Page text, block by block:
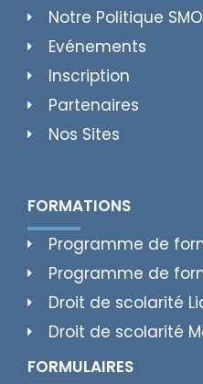
Notre Politique
Evénements
Inscription
Partenaires
Nos Sites
FORMATIONS
Programme de
Programme de
Droit de scolarité
Droit de scolarité
FORMULAIRES